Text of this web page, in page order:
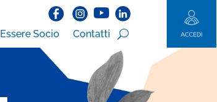
Essere Socio Contatti